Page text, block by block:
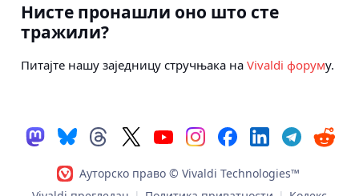
Нисте пронашли оно што сте
тражили?
Питајте нашу заједницу стручњака на Vivaldi форуму.
Ауторско право © Vivaldi Technologies™